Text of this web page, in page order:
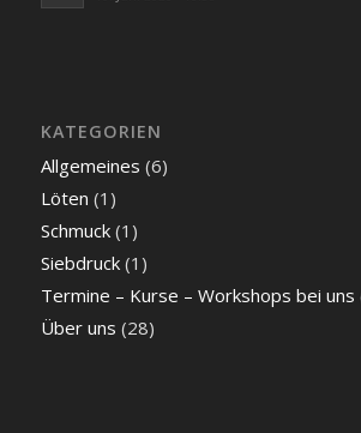
KATEGORIEN
Allgemeines (6)
Löten (1)
Schmuck(1)
Siebdruck(1)
Termine – Kurse – Workshops bei uns
Über uns (28)